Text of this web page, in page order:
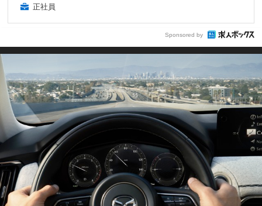
正社員
Sponsored by